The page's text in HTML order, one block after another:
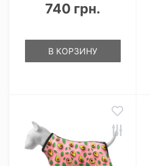
740 грн.
В КОРЗИНУ